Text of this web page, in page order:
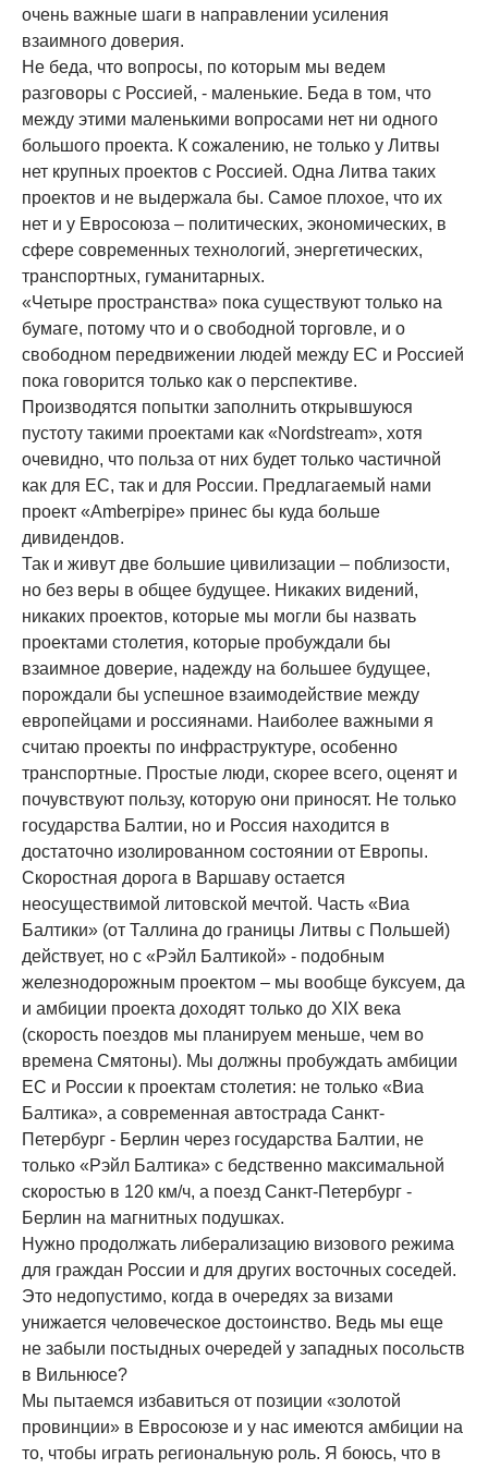
очень важные шаги в направлении усиления
взаимного доверия.
Не беда, что вопросы, по которым мы ведем
разговоры с Россией, - маленькие. Беда в том, что
между этими маленькими вопросами нет ни одного
большого проекта. К сожалению, не только у Литвы
нет крупных проектов с Россией. Одна Литва таких
проектов и не выдержала бы. Самое плохое, что их
нет и у Евросоюза – политических, экономических, в
сфере современных технологий, энергетических,
транспортных, гуманитарных.
«Четыре пространства» пока существуют только на
бумаге, потому что и о свободной торговле, и о
свободном передвижении людей между ЕС и Россией
пока говорится только как о перспективе.
Производятся попытки заполнить открывшуюся
пустоту такими проектами как «Nordstream», хотя
очевидно, что польза от них будет только частичной
как для ЕС, так и для России. Предлагаемый нами
проект «Amberpipe» принес бы куда больше
дивидендов.
Так и живут две большие цивилизации – поблизости,
но без веры в общее будущее. Никаких видений,
никаких проектов, которые мы могли бы назвать
проектами столетия, которые пробуждали бы
взаимное доверие, надежду на большее будущее,
порождали бы успешное взаимодействие между
европейцами и россиянами. Наиболее важными я
считаю проекты по инфраструктуре, особенно
транспортные. Простые люди, скорее всего, оценят и
почувствуют пользу, которую они приносят. Не только
государства Балтии, но и Россия находится в
достаточно изолированном состоянии от Европы.
Скоростная дорога в Варшаву остается
неосуществимой литовской мечтой. Часть «Виа
Балтики» (от Таллина до границы Литвы с Польшей)
действует, но с «Рэйл Балтикой» - подобным
железнодорожным проектом – мы вообще буксуем, да
и амбиции проекта доходят только до XIX века
(скорость поездов мы планируем меньше, чем во
времена Смятоны). Мы должны пробуждать амбиции
ЕС и России к проектам столетия: не только «Виа
Балтика», а современная автострада Санкт-
Петербург - Берлин через государства Балтии, не
только «Рэйл Балтика» с бедственно максимальной
скоростью в 120 км/ч, а поезд Санкт-Петербург -
Берлин на магнитных подушках.
Нужно продолжать либерализацию визового режима
для граждан России и для других восточных соседей.
Это недопустимо, когда в очередях за визами
унижается человеческое достоинство. Ведь мы еще
не забыли постыдных очередей у западных посольств
в Вильнюсе?
Мы пытаемся избавиться от позиции «золотой
провинции» в Евросоюзе и у нас имеются амбиции на
то, чтобы играть региональную роль. Я боюсь, что в